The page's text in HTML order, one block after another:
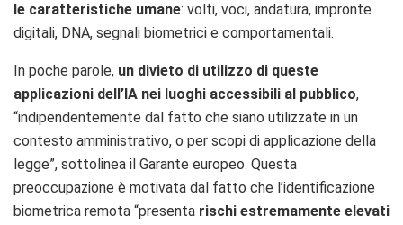
le caratteristiche umane: volti, voci, andatura, impronte
digitali, DNA, segnali biometrici e comportamentali.
In poche parole, un divieto di utilizzo di queste
applicazioni dell’IA nei luoghi accessibili al pubblico,
“indipendentemente dal fatto che siano utilizzate in un
contesto amministrativo, o per scopi di applicazione della
legge”, sottolinea il Garante europeo. Questa
preoccupazione è motivata dal fatto che l’identificazione
biometrica remota “presenta rischi estremamente elevati